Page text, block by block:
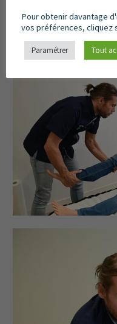
Pour obtenir davantage
vos préférences, cliquez
Paramétrer Tout